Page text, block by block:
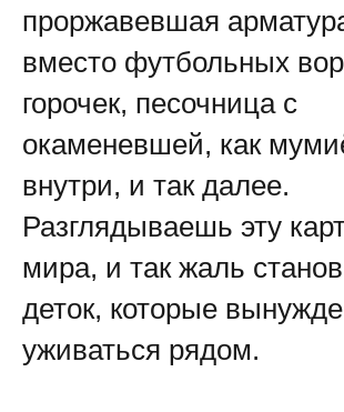
проржавевшая
вместо футбольных
горочек, песочница с
окаменевшей, как
внутри, и так далее.
Разглядываешь эту
мира, и так жаль
деток, которые
уживаться рядом.